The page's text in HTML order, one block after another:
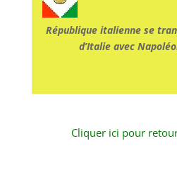
République italienne se
d’Italie avec
Cliquer ici pour